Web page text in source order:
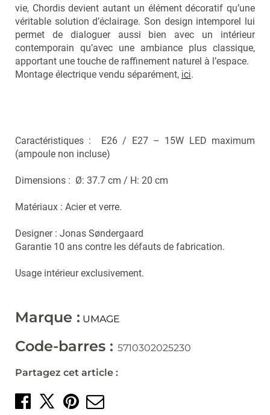
Carte cadeau
vie, Chordis devient autant un élément décoratif qu’une
véritable solution d’éclairage. Son design intemporel lui
permet de dialoguer aussi bien avec un intérieur
contemporain qu’avec une ambiance plus classique,
apportant une touche de raffinement naturel à l’espace.
Montage électrique vendu séparément, ici.
Caractéristiques : E26 / E27 – 15W LED maximum
(ampoule non incluse)
Dimensions : Ø: 37.7 cm / H: 20 cm
Matériaux : Acier et verre.
Designer : Jonas Søndergaard
Garantie 10 ans contre les défauts de fabrication.
Usage intérieur exclusivement.
Marque : UMAGE
Code-barres : 5710302025230
Partagez cet article :
Partager sur Facebook
Partager sur X
Créer un épingle sur
Envoyer par mail